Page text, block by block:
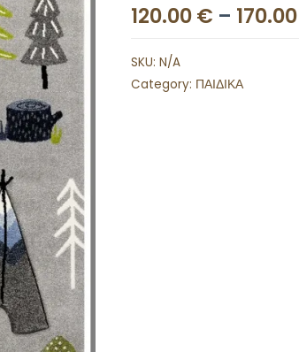
120.00€ – 170.00
SKU: N/A
Category: ΠΑΙΔΙΚΑ